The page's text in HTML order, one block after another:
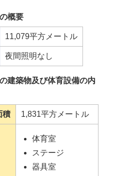
概要
11,079平方メートル
夜間照明なし
建築物及び体育設備の内
積 1,831平方メートル
体育室
ステージ
器具室